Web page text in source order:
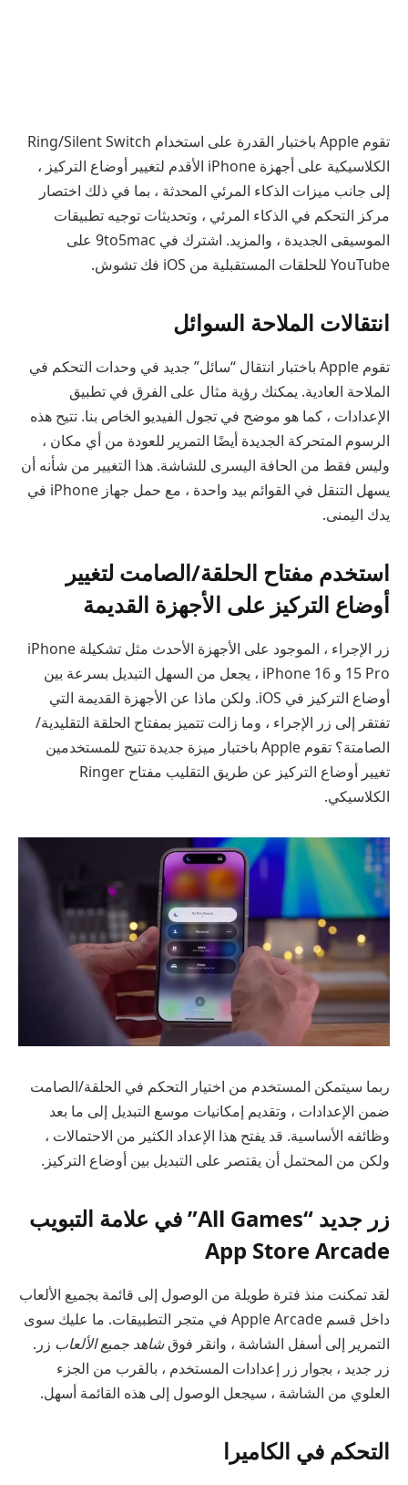
تقوم Apple باختبار القدرة على استخدام Ring/Silent Switch
الكلاسيكية على أجهزة iPhone الأقدم لتغيير أوضاع التركيز ،
إلى جانب ميزات الذكاء المرئي المحدثة ، بما في ذلك اختصار
مركز التحكم في الذكاء المرئي ، وتحديثات توجيه تطبيقات
الموسيقى الجديدة ، والمزيد. اشترك في 9to5mac على
YouTube للحلقات المستقبلية من iOS فك تشوش.
انتقالات الملاحة السوائل
تقوم Apple باختبار انتقال “سائل” جديد في وحدات التحكم في
الملاحة العادية. يمكنك رؤية مثال على الفرق في تطبيق
الإعدادات ، كما هو موضح في تجول الفيديو الخاص بنا. تتيح هذه
الرسوم المتحركة الجديدة أيضًا التمرير للعودة من أي مكان ،
وليس فقط من الحافة اليسرى للشاشة. هذا التغيير من شأنه أن
يسهل التنقل في القوائم بيد واحدة ، مع حمل جهاز iPhone في
يدك اليمنى.
استخدم مفتاح الحلقة/الصامت لتغيير
أوضاع التركيز على الأجهزة القديمة
زر الإجراء ، الموجود على الأجهزة الأحدث مثل تشكيلة iPhone
15 Pro و iPhone 16 ، يجعل من السهل التبديل بسرعة بين
أوضاع التركيز في iOS. ولكن ماذا عن الأجهزة القديمة التي
تفتقر إلى زر الإجراء ، وما زالت تتميز بمفتاح الحلقة التقليدية/
الصامتة؟ تقوم Apple باختبار ميزة جديدة تتيح للمستخدمين
تغيير أوضاع التركيز عن طريق التقليب مفتاح Ringer
الكلاسيكي.
ربما سيتمكن المستخدم من اختيار التحكم في الحلقة/الصامت
ضمن الإعدادات ، وتقديم إمكانيات موسع التبديل إلى ما بعد
وظائفه الأساسية. قد يفتح هذا الإعداد الكثير من الاحتمالات ،
ولكن من المحتمل أن يقتصر على التبديل بين أوضاع التركيز.
زر جديد “All Games” في علامة التبويب
App Store Arcade
لقد تمكنت منذ فترة طويلة من الوصول إلى قائمة بجميع الألعاب
داخل قسم Apple Arcade في متجر التطبيقات. ما عليك سوى
التمرير إلى أسفل الشاشة ، وانقر فوقشاهد جميع الألعاب زر.
زر جديد ، بجوار زر إعدادات المستخدم ، بالقرب من الجزء
العلوي من الشاشة ، سيجعل الوصول إلى هذه القائمة أسهل.
التحكم في الكاميرا